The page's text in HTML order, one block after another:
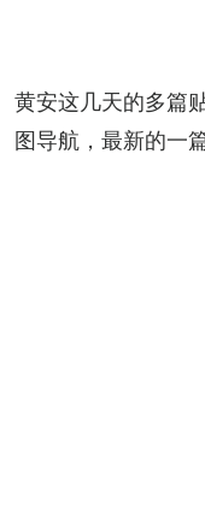
黄安这几天的多篇
图导航，最新的一